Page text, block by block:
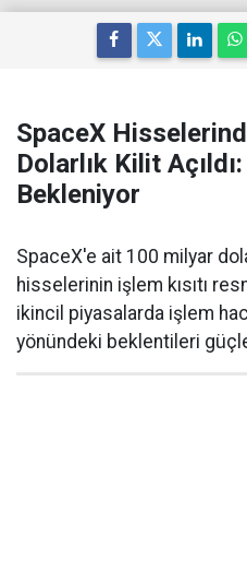
SpaceX
Dolarlık Kilit
Bekleniyor
SpaceX'e ait 100 milyar
hisselerinin işlem kısıtı
ikincil piyasalarda işlem
yönündeki beklentileri